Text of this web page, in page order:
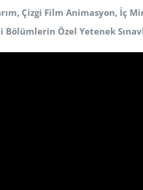
Çizgi Film Animasyon, İç
Bölümlerin Özel Yetenek